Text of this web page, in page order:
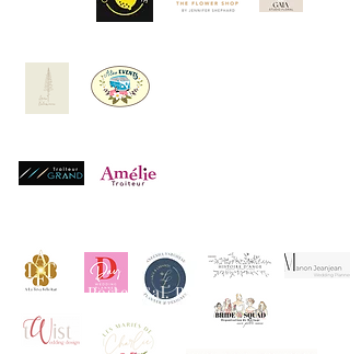
© 2023 by Poster Gal. Proudly created with